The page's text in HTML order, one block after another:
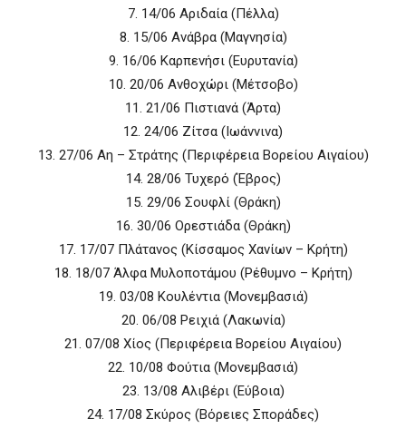
7. 14/06 Αριδαία (Πέλλα)
8. 15/06 Ανάβρα (Μαγνησία)
9. 16/06 Καρπενήσι (Ευρυτανία)
10. 20/06 Ανθοχώρι (Μέτσοβο)
11. 21/06 Πιστιανά (Άρτα)
12. 24/06 Ζίτσα (Ιωάννινα)
13. 27/06 Αη – Στράτης (Περιφέρεια Βορείου Αιγαίου)
14. 28/06 Τυχερό (Έβρος)
15. 29/06 Σουφλί (Θράκη)
16. 30/06 Ορεστιάδα (Θράκη)
17. 17/07 Πλάτανος (Κίσσαμος Χανίων – Κρήτη)
18. 18/07 Άλφα Μυλοποτάμου (Ρέθυμνο – Κρήτη)
19. 03/08 Κουλέντια (Μονεμβασιά)
20. 06/08 Ρειχιά (Λακωνία)
21. 07/08 Χίος (Περιφέρεια Βορείου Αιγαίου)
22. 10/08 Φούτια (Μονεμβασιά)
23. 13/08 Αλιβέρι (Εύβοια)
24. 17/08 Σκύρος (Βόρειες Σποράδες)